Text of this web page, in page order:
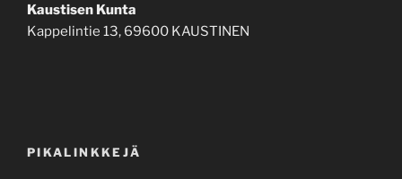
Kaustisen Kunta
Kappelintie 13, 69600 KAUSTINEN
PIKALINKKEJÄ